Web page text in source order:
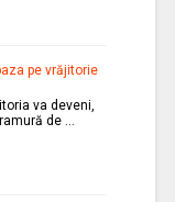
pe vrăjitorie
va deveni,
de …